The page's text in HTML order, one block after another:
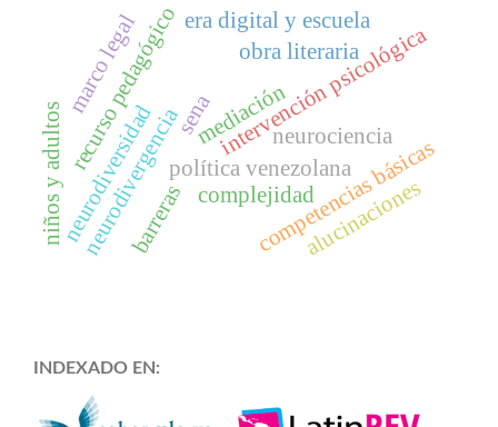
intervención psicológica
política venezolana
neurodivergencia
neurodiversidad competencias básicas
neurociencia
mediación
recurso pedagógico obra literaria
complejidad
sena
niños y adultos alucinaciones
marco legal
barreras
era digital y escuela
INDEXADO EN: